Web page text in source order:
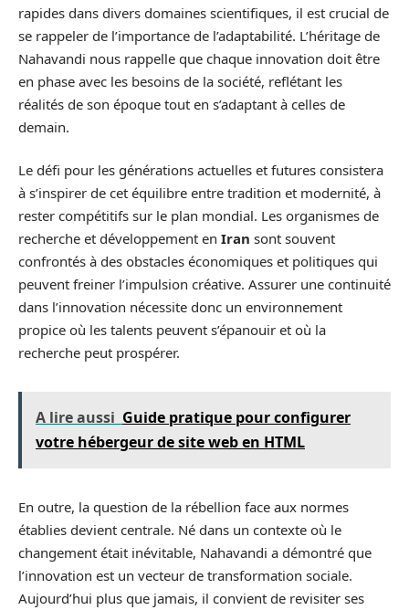
rapides dans divers domaines scientifiques, il est crucial de
se rappeler de l’importance de l’adaptabilité. L’héritage de
Nahavandi nous rappelle que chaque innovation doit être
en phase avec les besoins de la société, reflétant les
réalités de son époque tout en s’adaptant à celles de
demain.
Le défi pour les générations actuelles et futures consistera
à s’inspirer de cet équilibre entre tradition et modernité, à
rester compétitifs sur le plan mondial. Les organismes de
recherche et développement en Iran sont souvent
confrontés à des obstacles économiques et politiques qui
peuvent freiner l’impulsion créative. Assurer une continuité
dans l’innovation nécessite donc un environnement
propice où les talents peuvent s’épanouir et où la
recherche peut prospérer.
A lire aussi Guide pratique pour configurer
votre hébergeur de site web en HTML
En outre, la question de la rébellion face aux normes
établies devient centrale. Né dans un contexte où le
changement était inévitable, Nahavandi a démontré que
l’innovation est un vecteur de transformation sociale.
Aujourd’hui plus que jamais, il convient de revisiter ses